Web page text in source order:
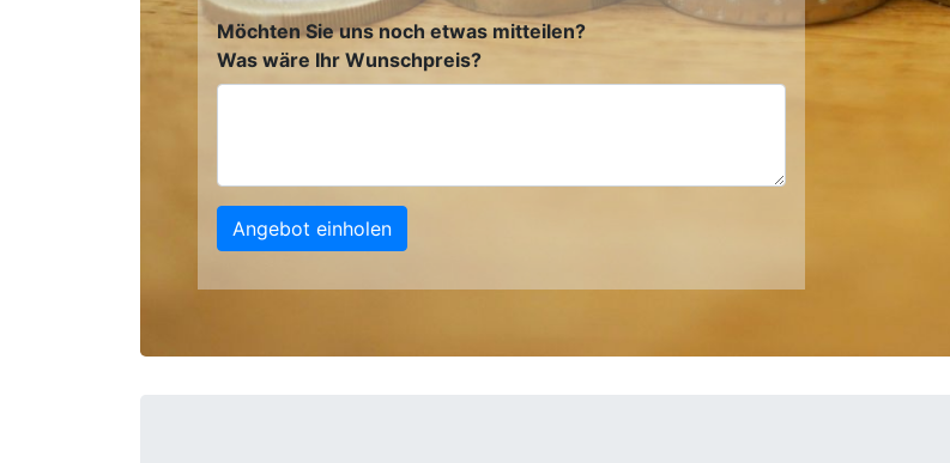
Möchten Sie uns noch etwas mitteilen?
Was wäre Ihr Wunschpreis?
Angebot einholen